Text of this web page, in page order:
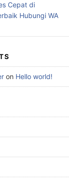
Cepat di
Hubungi WA
on Hello world!